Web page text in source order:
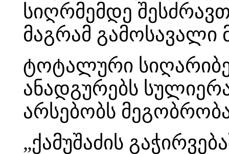
სიღრმემდე
მაგრამ გამოსავალი
ტოტალური სიღარიბე
ანადგურებს
არსებობს
„ქამუშაძის